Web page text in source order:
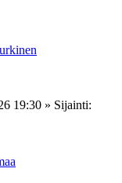
19:30 » Sijainti: